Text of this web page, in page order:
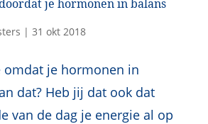
je hormonen in balans
| 31 okt 2018
omdat je hormonen in
dat? Heb jij dat ook dat
van de dag je energie al op